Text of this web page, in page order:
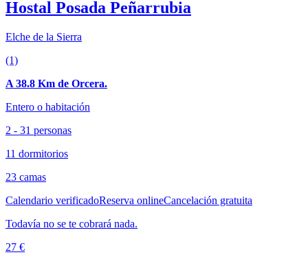
Hostal Posada Peñarrubia
Elche de la Sierra
(1)
A 38.8 Km de Orcera.
Entero o habitación
2 - 31 personas
11 dormitorios
23 camas
Calendario verificadoReserva onlineCancelación gratuita
Todavía no se te cobrará nada.
27 €